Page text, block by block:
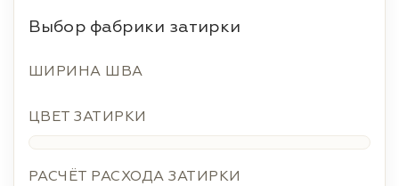
Выбор фабрики затирки
ШИРИНА ШВА
ЦВЕТ ЗАТИРКИ
РАСЧЁТ РАСХОДА ЗАТИРКИ